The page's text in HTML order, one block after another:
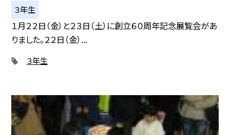
３年生
１月２２日（金）と２３日（土）に創立６０周年記念展覧会があ
りました。２２日（金）...
３年生